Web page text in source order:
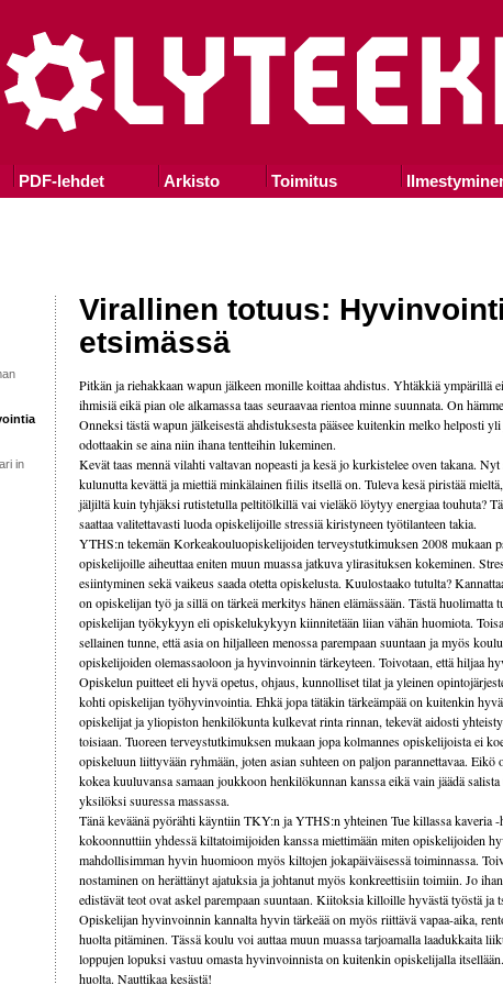
PDF-lehdet Arkisto Toimitus
in
Virallinen totuus:
etsimässä
Pitkän ja riehakkaan wapun jälkeen monille koittaa ahdistus. Yhtäkkiä ympärillä
ihmisiä eikä pian ole alkamassa taas seuraavaa rientoa minne suunnata. On
Onneksi tästä wapun jälkeisestä ahdistuksesta pääsee kuitenkin melko helposti yli
odottaakin se aina niin ihana tentteihin lukeminen.
Kevät taas mennä vilahti valtavan nopeasti ja kesä jo kurkistelee oven takana.
kulunutta kevättä ja miettiä minkälainen fiilis itsellä on. Tuleva kesä piristää
jäljiltä kuin tyhjäksi rutistetulla peltitölkillä vai vieläkö löytyy energiaa touhuta?
saattaa valitettavasti luoda opiskelijoille stressiä kiristyneen työtilanteen takia.
YTHS:n tekemän Korkeakouluopiskelijoiden terveystutkimuksen 2008 mukaan
opiskelijoille aiheuttaa eniten muun muassa jatkuva ylirasituksen kokeminen.
esiintyminen sekä vaikeus saada otetta opiskelusta. Kuulostaako tutulta?
on opiskelijan työ ja sillä on tärkeä merkitys hänen elämässään. Tästä huolimatta
opiskelijan työkykyyn eli opiskelukykyyn kiinnitetään liian vähän huomiota.
sellainen tunne, että asia on hiljalleen menossa parempaan suuntaan ja myös
opiskelijoiden olemassaoloon ja hyvinvoinnin tärkeyteen. Toivotaan, että hiljaa
Opiskelun puitteet eli hyvä opetus, ohjaus, kunnolliset tilat ja yleinen
kohti opiskelijan työhyvinvointia. Ehkä jopa tätäkin tärkeämpää on kuitenkin
opiskelijat ja yliopiston henkilökunta kulkevat rinta rinnan, tekevät aidosti
toisiaan. Tuoreen terveystutkimuksen mukaan jopa kolmannes opiskelijoista ei
opiskeluun liittyvään ryhmään, joten asian suhteen on paljon parannettavaa.
kokea kuuluvansa samaan joukkoon henkilökunnan kanssa eikä vain jäädä
yksilöksi suuressa massassa.
Tänä keväänä pyörähti käyntiin TKY:n ja YTHS:n yhteinen Tue killassa kaveria -
kokoonnuttiin yhdessä kiltatoimijoiden kanssa miettimään miten opiskelijoiden
mahdollisimman hyvin huomioon myös kiltojen jokapäiväisessä toiminnassa.
nostaminen on herättänyt ajatuksia ja johtanut myös konkreettisiin toimiin. Jo
edistävät teot ovat askel parempaan suuntaan. Kiitoksia killoille hyvästä työstä ja
Opiskelijan hyvinvoinnin kannalta hyvin tärkeää on myös riittävä vapaa-aika,
huolta pitäminen. Tässä koulu voi auttaa muun muassa tarjoamalla laadukkaita
loppujen lopuksi vastuu omasta hyvinvoinnista on kuitenkin opiskelijalla
huolta. Nauttikaa kesästä!